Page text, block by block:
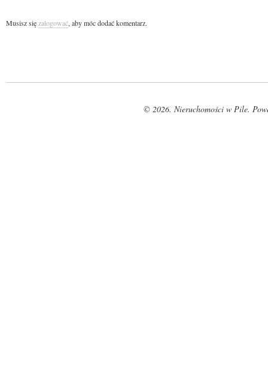
Musisz sięzalogować, aby móc dodać komentarz.
© 2026. Nieruchomości w Pile.